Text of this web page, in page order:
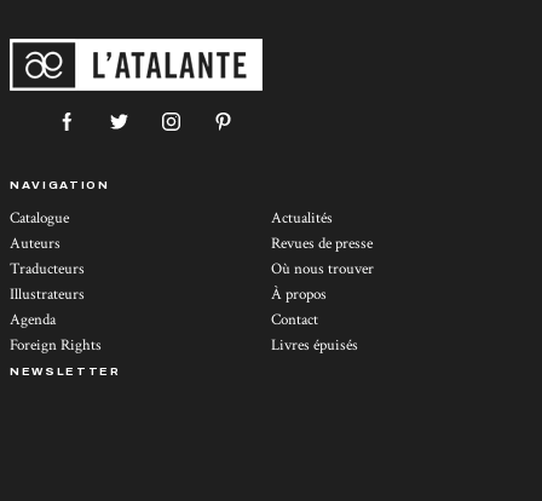
NAVIGATION
Catalogue
Auteurs
Traducteurs
Illustrateurs
Agenda
Foreign Rights
Actualités
Revues de presse
Où nous trouver
À propos
Contact
Livres épuisés
NEWSLETTER